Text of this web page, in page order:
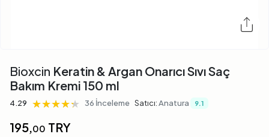
Bioxcin Keratin & Argan Onarıcı Sıvı Saç
Bakım Kremi 150 ml
4.29 ★★★★★
★★★★★
★★★★★ 36 İnceleme Satıcı:Anatura 9.1
195,00 TRY